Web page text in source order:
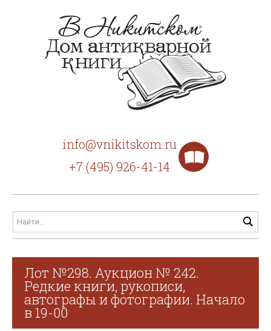
info@vnikitskom.ru
+7 (495) 926-41-14
Лот №298. Аукцион № 242.
Редкие книги, рукописи,
автографы и фотографии. Начало
в 19-00